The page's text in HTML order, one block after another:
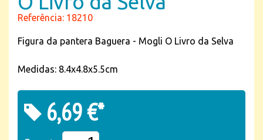
Referência: 18210
Figura da pantera Baguera - Mogli O Livro da Selva
Medidas: 8.4x4.8x5.5cm
6,69 €*